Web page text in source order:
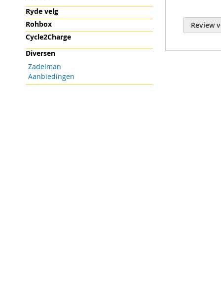
Review
Ryde velg
Rohbox
Cycle2Charge
Diversen
Zadelman
Aanbiedingen